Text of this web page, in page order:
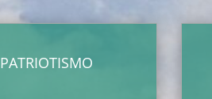
PATRIOTISMO